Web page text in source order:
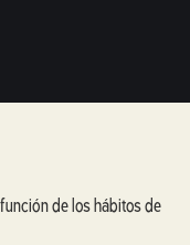
de los hábitos de